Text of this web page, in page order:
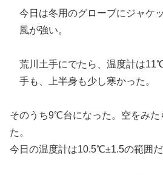
今日は冬用のグローブにジャケッ
風が強い。
荒川土手にでたら、温度計は11℃
手も、上半身も少し寒かった。
そのうち9℃台になった。空をみた
た。
今日の温度計は10.5℃±1.5の範囲だ